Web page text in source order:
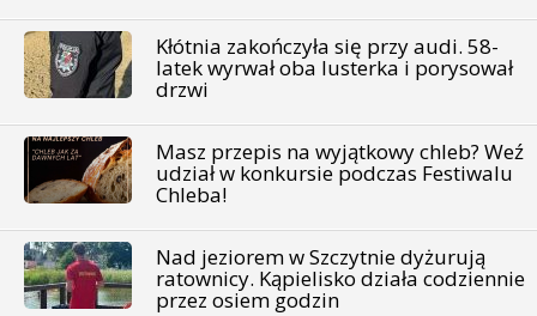
Kłótnia zakończyła się przy audi. 58-
latek wyrwał oba lusterka i porysował
drzwi
Masz przepis na wyjątkowy chleb? Weź
udział w konkursie podczas Festiwalu
Chleba!
Nad jeziorem w Szczytnie dyżurują
ratownicy. Kąpielisko działa codziennie
przez osiem godzin